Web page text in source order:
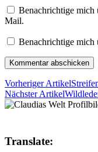
Benachrichtige mich
Mail.
Benachrichtige mich
Vorheriger Artikel
Nächster Artikel
Translate: